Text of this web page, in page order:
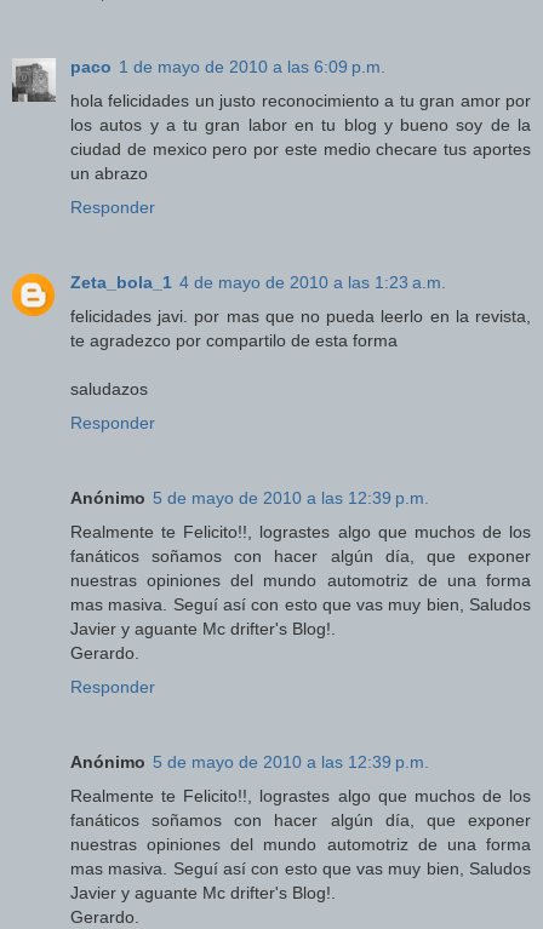
paco 1 de mayo de 2010 a las 6:09 p.m.
hola felicidades un justo reconocimiento a tu gran amor por
los autos y a tu gran labor en tu blog y bueno soy de la
ciudad de mexico pero por este medio checare tus aportes
un abrazo
Responder
Zeta_bola_1 4 de mayo de 2010 a las 1:23 a.m.
felicidades javi. por mas que no pueda leerlo en la revista,
te agradezco por compartilo de esta forma
saludazos
Responder
Anónimo 5 de mayo de 2010 a las 12:39 p.m.
Realmente te Felicito!!, lograstes algo que muchos de los
fanáticos soñamos con hacer algún día, que exponer
nuestras opiniones del mundo automotriz de una forma
mas masiva. Seguí así con esto que vas muy bien, Saludos
Javier y aguante Mc drifter's Blog!.
Gerardo.
Responder
Anónimo 5 de mayo de 2010 a las 12:39 p.m.
Realmente te Felicito!!, lograstes algo que muchos de los
fanáticos soñamos con hacer algún día, que exponer
nuestras opiniones del mundo automotriz de una forma
mas masiva. Seguí así con esto que vas muy bien, Saludos
Javier y aguante Mc drifter's Blog!.
Gerardo.